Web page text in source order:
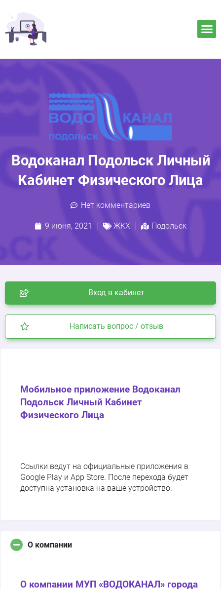
Водоканал Подольск Личный
Кабинет Физического Лица
Нет комментариев
9 июня, 2021 ЖКХ Подольск
Вход в кабинет
Написать вопрос / отзыв
Мобильное приложение Водоканал
Подольск Личный Кабинет
Физического Лица
Ссылки ведут на официальные приложения в
Google Play и App Store. После перехода будет
доступна установка на ваше устройство.
О компании
О компании МУП «ВОДОКАНАЛ» города